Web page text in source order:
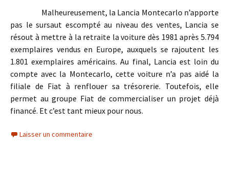
Malheureusement, la Lancia Montecarlo n’apporte
pas le sursaut escompté au niveau des ventes, Lancia se
résout à mettre à la retraite la voiture dès 1981 après 5.794
exemplaires vendus en Europe, auxquels se rajoutent les
1.801 exemplaires américains. Au final, Lancia est loin du
compte avec la Montecarlo, cette voiture n’a pas aidé la
filiale de Fiat à renflouer sa trésorerie. Toutefois, elle
permet au groupe Fiat de commercialiser un projet déjà
financé. Et c’est tant mieux pour nous.
Laisser un commentaire